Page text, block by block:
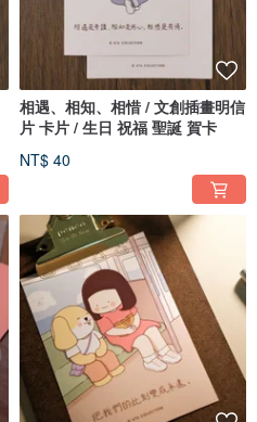
相遇、相知、相惜 / 文創插畫明信
片 卡片 / 生日 祝福 聖誕 賀卡
NT$ 40